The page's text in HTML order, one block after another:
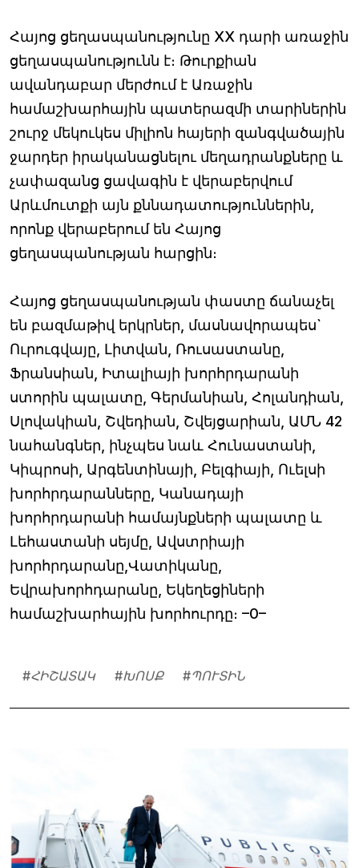
Հայոց ցեղասպանությունը ХХ դարի առաջին
ցեղասպանությունն է։ Թուրքիան
ավանդաբար մերժում է Առաջին
համաշխարհային պատերազմի տարիներին
շուրջ մեկուկես միլիոն հայերի զանգվածային
ջարդեր իրականացնելու մեղադրանքները և
չափազանց ցավագին է վերաբերվում
Արևմուտքի այն քննադատություններին,
որոնք վերաբերում են Հայոց
ցեղասպանության հարցին։
Հայոց ցեղասպանության փաստը ճանաչել
են բազմաթիվ երկրներ, մասնավորապես`
Ուրուգվայը, Լիտվան, Ռուսաստանը,
Ֆրանսիան, Իտալիայի խորհրդարանի
ստորին պալատը, Գերմանիան, Հոլանդիան,
Սլովակիան, Շվեդիան, Շվեյցարիան, ԱՄՆ 42
նահանգներ, ինչպես նաև Հունաստանի,
Կիպրոսի, Արգենտինայի, Բելգիայի, Ուելսի
խորհրդարանները, Կանադայի
խորհրդարանի համայնքների պալատը և
Լեհաստանի սեյմը, Ավստրիայի
խորհրդարանը,Վատիկանը,
Եվրախորհդարանը, Եկեղեցիների
համաշխարհային խորհուրդը։ –0–
#ՀԻՇԱՏԱԿ #ԽՈՍՔ #ՊՈՒՏԻՆ